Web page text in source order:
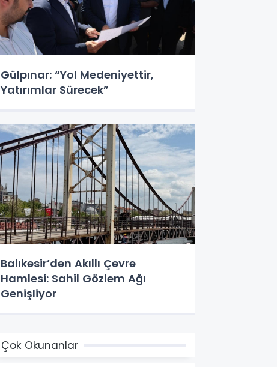
Gülpınar: “Yol Medeniyettir,
Yatırımlar Sürecek”
Balıkesir’den Akıllı Çevre
Hamlesi: Sahil Gözlem Ağı
Genişliyor
Çok Okunanlar